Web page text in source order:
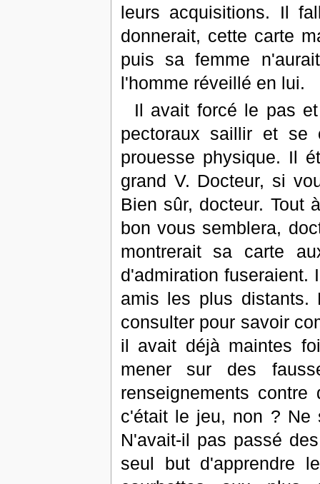
leurs acquisitions. Il
donnerait, cette carte
puis sa femme
l'homme réveillé en lui.
Il avait forcé le pas
pectoraux saillir et se
prouesse physique. Il
grand V. Docteur, si
Bien sûr, docteur. Tout
bon vous semblera,
montrerait sa carte
d'admiration fuseraient.
amis les plus distants.
consulter pour savoir
il avait déjà maintes
mener sur des
renseignements
c'était le jeu, non ? Ne
N'avait-il pas passé
seul but d'apprendre